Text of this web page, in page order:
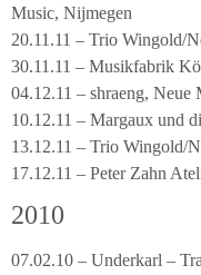
Music, Nijmegen
20.11.11 – Trio Wingold/
30.11.11 – Musikfabrik
04.12.11 – shraeng,
10.12.11 – Margaux und
13.12.11 – Trio Wingold/
17.12.11 – Peter Zahn
2010
07.02.10 – Underkarl –